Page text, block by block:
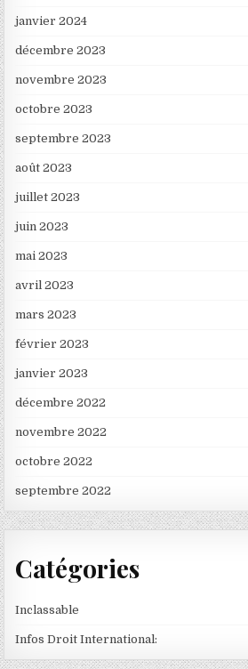
janvier 2024
décembre 2023
novembre 2023
octobre 2023
septembre 2023
août 2023
juillet 2023
juin 2023
mai 2023
avril 2023
mars 2023
février 2023
janvier 2023
décembre 2022
novembre 2022
octobre 2022
septembre 2022
Catégories
Inclassable
Infos Droit International: